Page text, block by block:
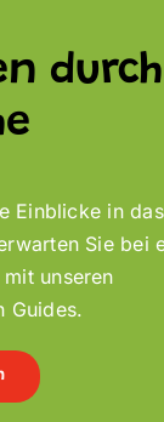
Einblicke in
Sie bei
unseren
Guides.